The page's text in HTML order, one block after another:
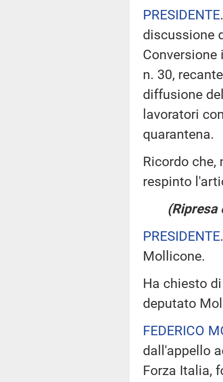
PRESIDENTE
discussione
Conversione
n. 30,
diffusione
lavoratori
quarantena.
Ricordo
respinto
PRESIDENTE
Mollicone.
Ha chiesto
deputato
FEDERICO
dall'appello
Forza Italia,